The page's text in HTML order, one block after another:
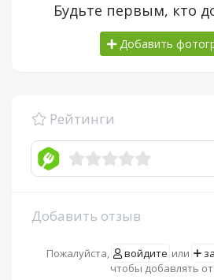
Будьте первым, кто
Добавить
Рейтинги
Добавить отзыв
Пожалуйста, войдите или
чтобы добавлять